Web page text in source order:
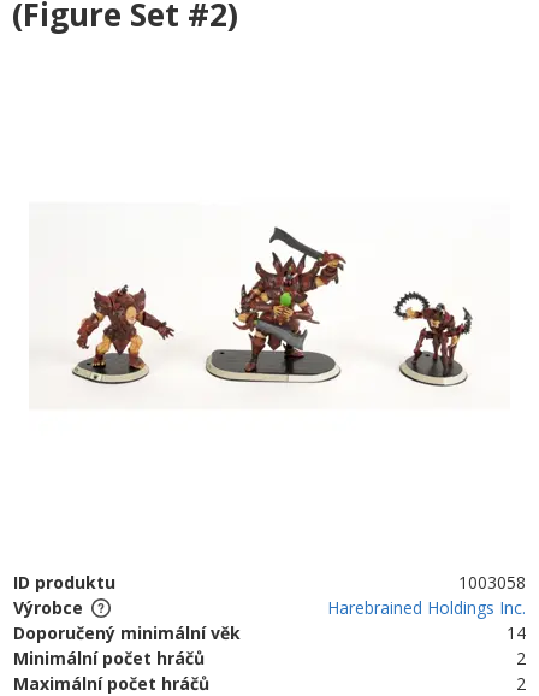
(Figure Set #2)
ID produktu
1003058
Výrobce
Harebrained Holdings Inc.
Doporučený minimální věk
14
Minimální počet hráčů
2
Maximální počet hráčů
2